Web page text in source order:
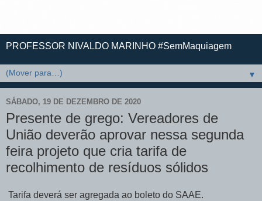
PROFESSOR NIVALDO MARINHO #SemMaquiagem
▼
SÁBADO, 19 DE DEZEMBRO DE 2020
Presente de grego: Vereadores de
União deverão aprovar nessa segunda
feira projeto que cria tarifa de
recolhimento de resíduos sólidos
Tarifa deverá ser agregada ao boleto do SAAE.